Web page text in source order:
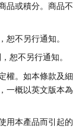
品或積分。商品不
不另行通知。
恕不另行通知。
權。如本條款及細
一概以英文版本為
用本產品而引起的